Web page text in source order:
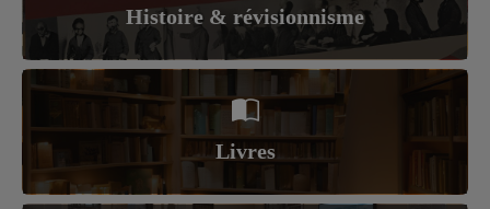
Histoire & révisionnisme
Livres